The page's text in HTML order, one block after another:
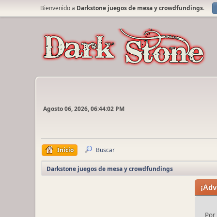
Bienvenido a Darkstone juegos de mesa y crowdfundings.
Agosto 06, 2026, 06:44:02 PM
Inicio Buscar
Darkstone juegos de mesa y crowdfundings